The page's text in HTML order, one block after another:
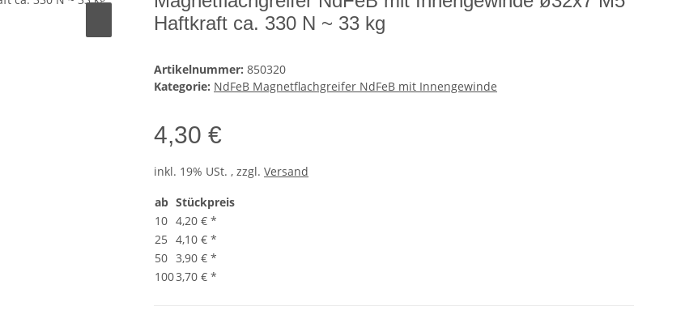
Haftkraft ca. 330 N ~ 33 kg
Artikelnummer: 850320
Kategorie: NdFeB Magnetflachgreifer NdFeB mit Innengewinde
4,30 €
inkl. 19% USt. , zzgl. Versand
ab Stückpreis
10 4,20 € *
25 4,10 € *
50 3,90 € *
1003,70 € *